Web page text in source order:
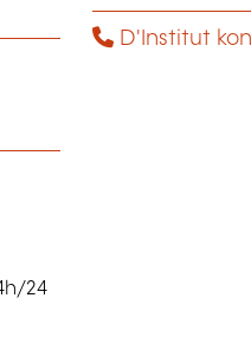
24
D'Institut